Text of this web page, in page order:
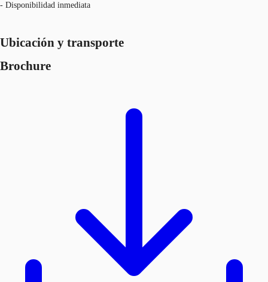
- Disponibilidad inmediata
Ubicación y transporte
Brochure